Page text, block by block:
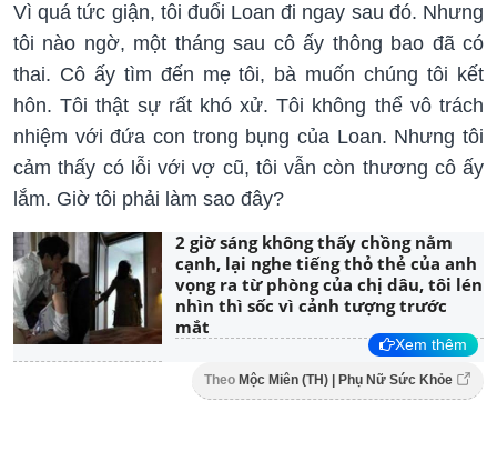
Vì quá tức giận, tôi đuổi Loan đi ngay sau đó. Nhưng
tôi nào ngờ, một tháng sau cô ấy thông bao đã có
thai. Cô ấy tìm đến mẹ tôi, bà muốn chúng tôi kết
hôn. Tôi thật sự rất khó xử. Tôi không thể vô trách
nhiệm với đứa con trong bụng của Loan. Nhưng tôi
cảm thấy có lỗi với vợ cũ, tôi vẫn còn thương cô ấy
lắm. Giờ tôi phải làm sao đây?
2 giờ sáng không thấy chồng nằm
cạnh, lại nghe tiếng thỏ thẻ của anh
vọng ra từ phòng của chị dâu, tôi lén
nhìn thì sốc vì cảnh tượng trước
mắt
Xem thêm
Theo Mộc Miên (TH) | Phụ Nữ Sức Khỏe